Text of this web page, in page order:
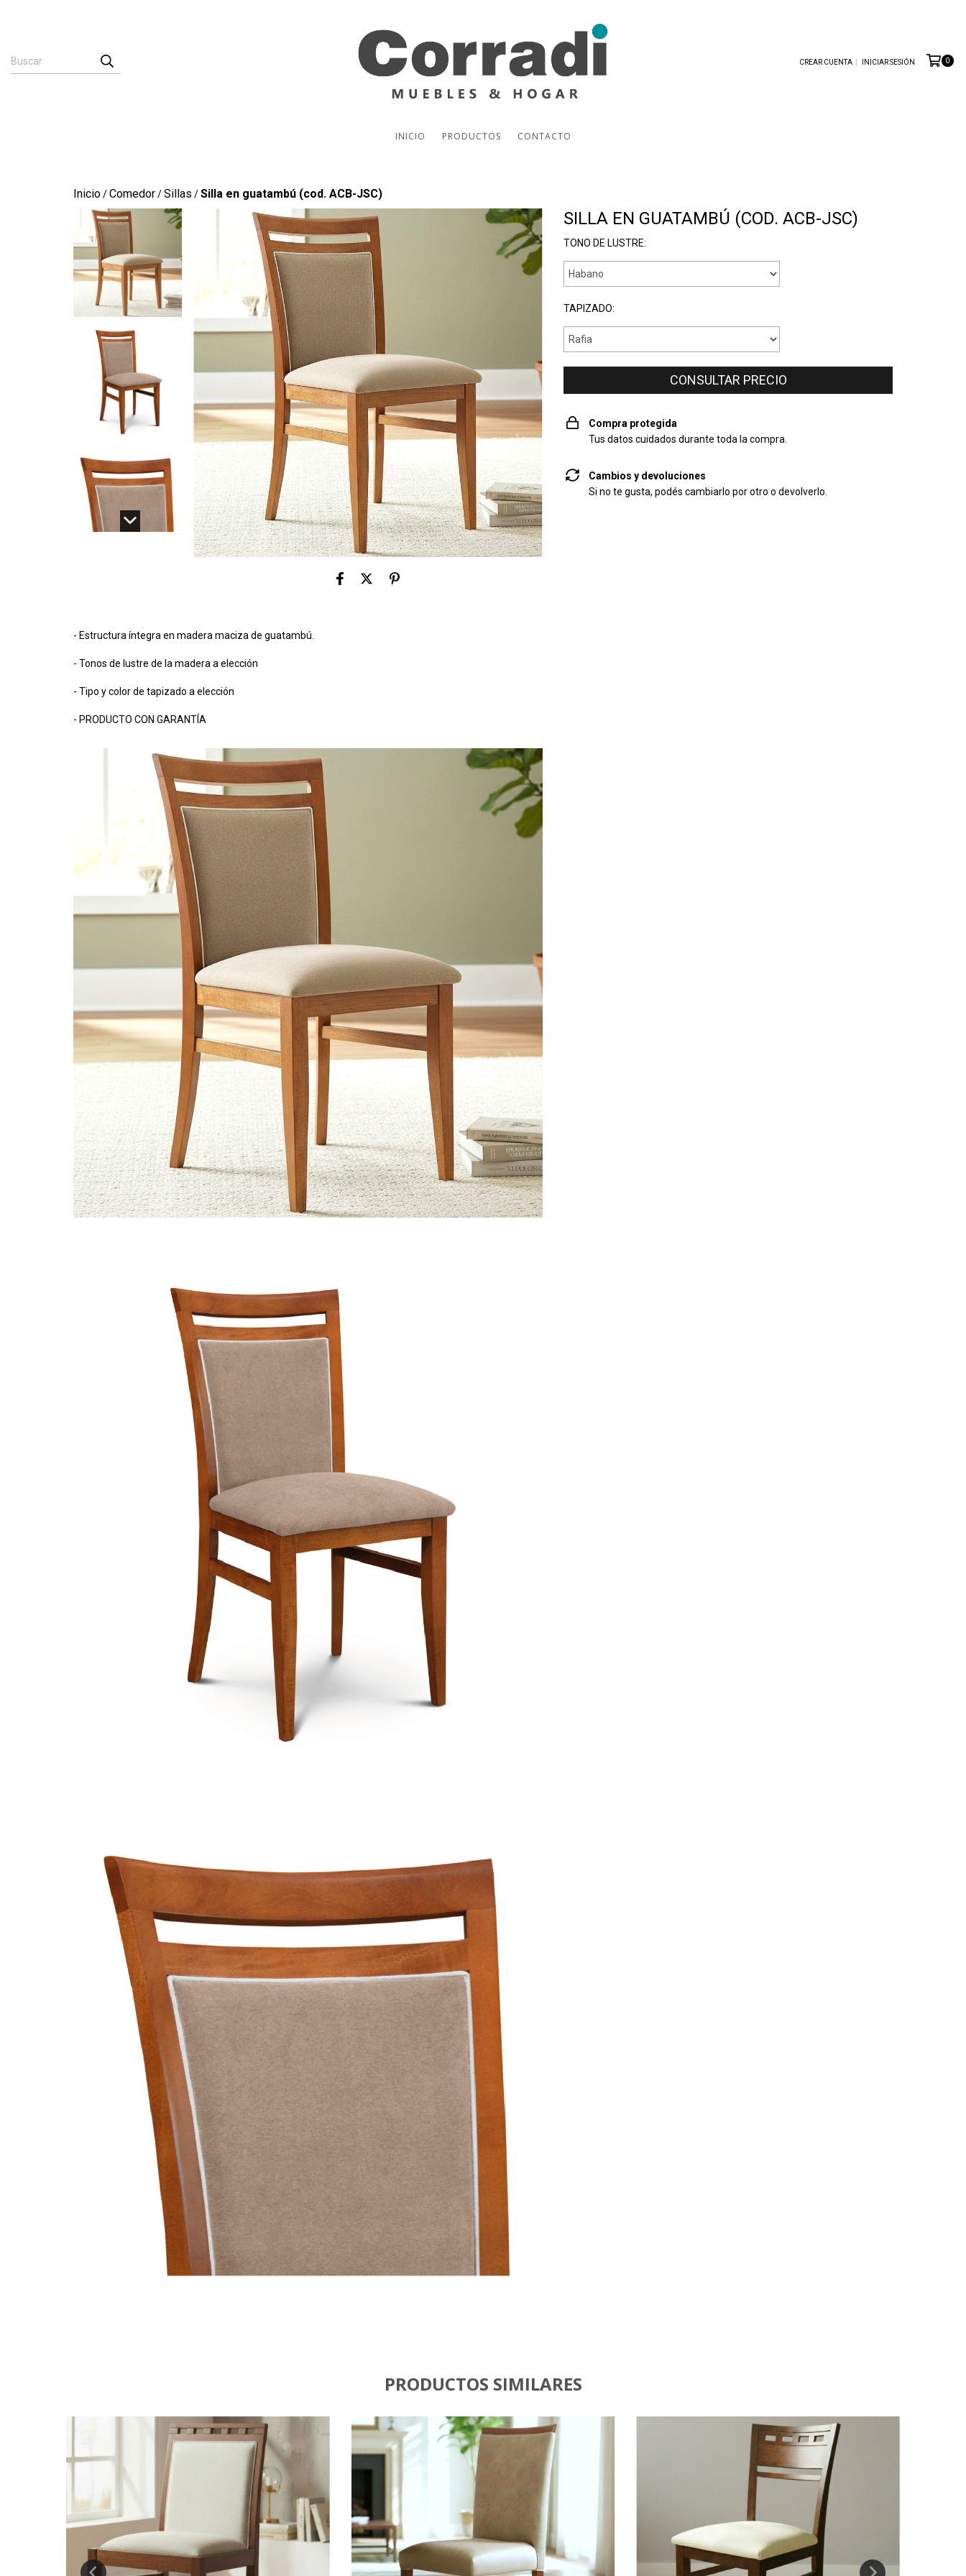
CREAR CUENTA INICIAR SESIÓN 0
INICIO PRODUCTOS CONTACTO
Inicio/Comedor/Sillas /Silla en guatambú (cod. ACB-JSC)
- Estructura íntegra en madera maciza de guatambú.
- Tonos de lustre de la madera a elección
- Tipo y color de tapizado a elección
- PRODUCTO CON GARANTÍA
SILLA EN GUATAMBÚ (COD. ACB-JSC)
TONO DE LUSTRE:
TAPIZADO:
Compra protegida
Tus datos cuidados durante toda la compra.
Cambios y devoluciones
Si no te gusta, podés cambiarlo por otro o devolverlo.
PRODUCTOS SIMILARES